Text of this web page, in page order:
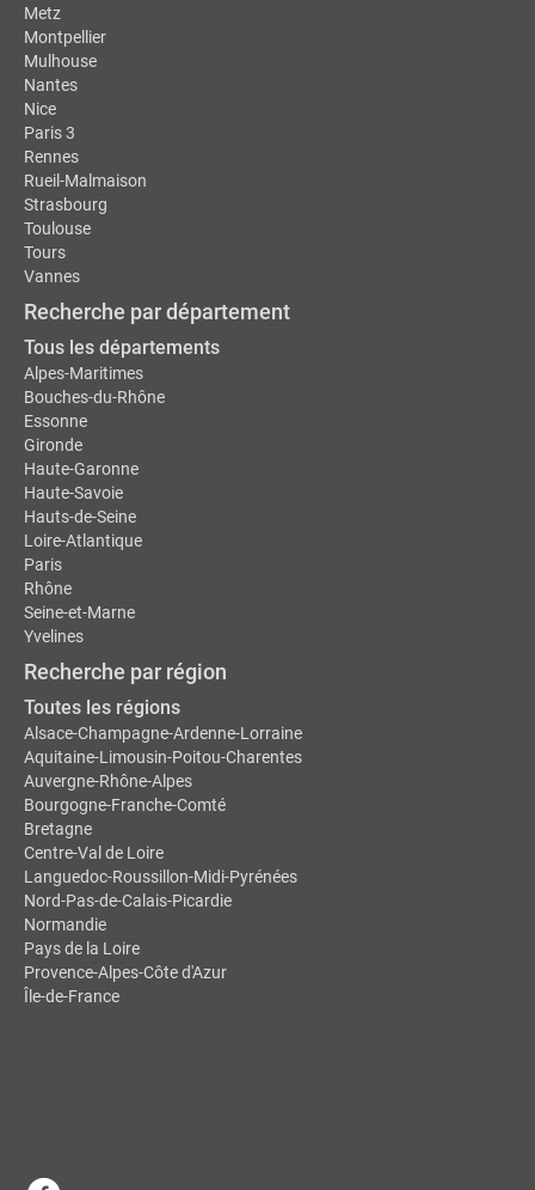
Metz
Montpellier
Mulhouse
Nantes
Nice
Paris 3
Rennes
Rueil-Malmaison
Strasbourg
Toulouse
Tours
Vannes
Recherche par département
Tous les départements
Alpes-Maritimes
Bouches-du-Rhône
Essonne
Gironde
Haute-Garonne
Haute-Savoie
Hauts-de-Seine
Loire-Atlantique
Paris
Rhône
Seine-et-Marne
Yvelines
Recherche par région
Toutes les régions
Alsace-Champagne-Ardenne-Lorraine
Aquitaine-Limousin-Poitou-Charentes
Auvergne-Rhône-Alpes
Bourgogne-Franche-Comté
Bretagne
Centre-Val de Loire
Languedoc-Roussillon-Midi-Pyrénées
Nord-Pas-de-Calais-Picardie
Normandie
Pays de la Loire
Provence-Alpes-Côte d'Azur
Île-de-France